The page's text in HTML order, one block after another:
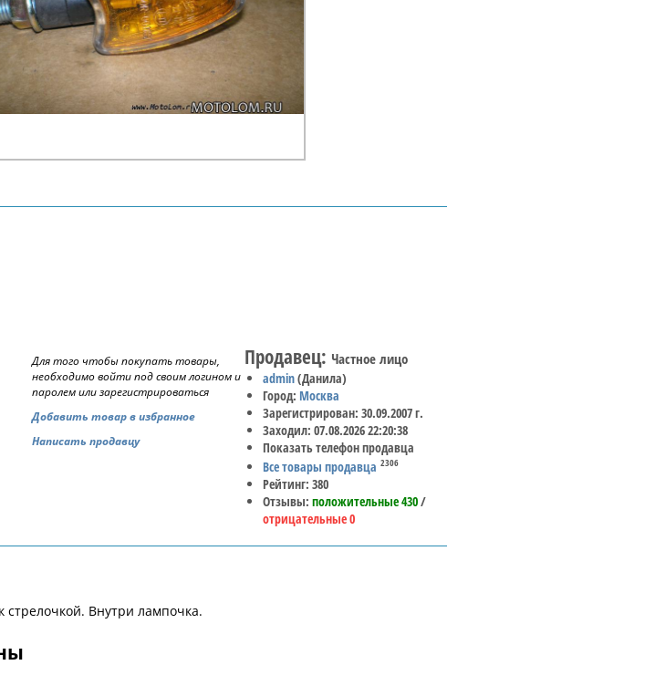
Для того чтобы покупать товары,
необходимо войти под своим логином и
паролем или зарегистрироваться
Добавить товар в избранное
Написать продавцу
Продавец: Частное лицо
admin(Данила)
Город: Москва
Зарегистрирован: 30.09.2007 г.
Заходил: 07.08.2026 22:20:38
Показать телефон продавца
Все товары продавца 2306
Рейтинг: 380
Отзывы:положительные 430/
отрицательные 0
Внутри лампочка.